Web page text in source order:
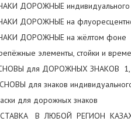
ДОРОЖНЫЕ индивидуального
ДОРОЖНЫЕ на
ДОРОЖНЫЕ на жёлтом фоне
элементы, стойки и
для ДОРОЖНЫХ ЗНАКОВ 1,
для знаков
для дорожных знаков
В ЛЮБОЙ РЕГИОН